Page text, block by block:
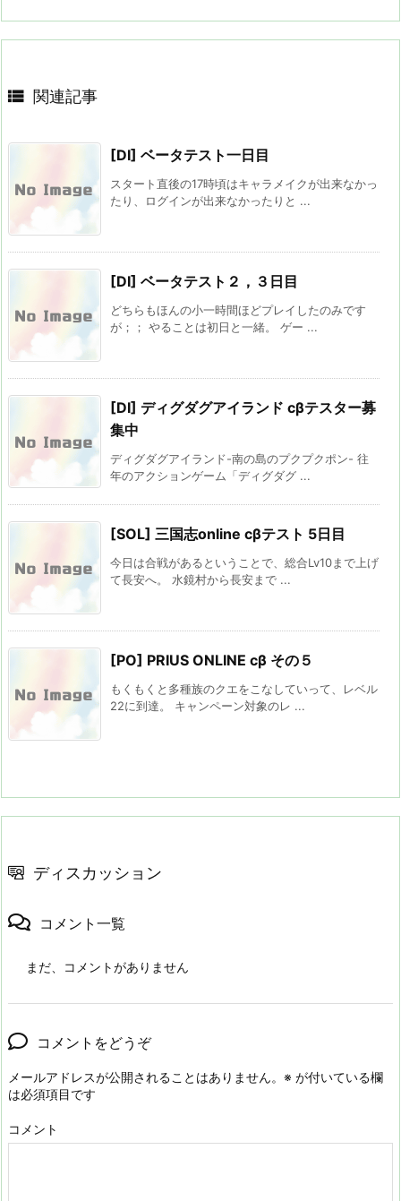
 関連記事
[DI] ベータテスト一日目
スタート直後の17時頃はキャラメイクが出来なかっ
たり、ログインが出来なかったりと ...
[DI] ベータテスト２，３日目
どちらもほんの小一時間ほどプレイしたのみです
が；； やることは初日と一緒。 ゲー ...
[DI] ディグダグアイランド cβテスター募
集中
ディグダグアイランド-南の島のプクプクポン- 往
年のアクションゲーム「ディグダグ ...
[SOL] 三国志online cβテスト 5日目
今日は合戦があるということで、総合Lv10まで上げ
て長安へ。 水鏡村から長安まで ...
[PO] PRIUS ONLINE cβ その５
もくもくと多種族のクエをこなしていって、レベル
22に到達。 キャンペーン対象のレ ...
ディスカッション
コメント一覧
まだ、コメントがありません
コメントをどうぞ
メールアドレスが公開されることはありません。 ※ が付いている欄
は必須項目です
コメント